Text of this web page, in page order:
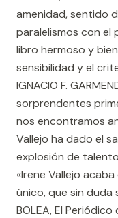
amenidad, sentido
paralelismos con el
libro hermoso y
sensibilidad y el
IGNACIO F.
sorprendentes
nos encontramos
Vallejo ha dado el
explosión de
«Irene Vallejo
único, que sin duda
BOLEA, El